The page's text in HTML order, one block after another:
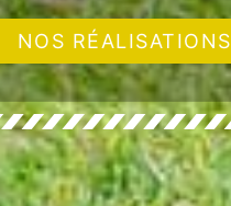
NOS RÉALISATIONS